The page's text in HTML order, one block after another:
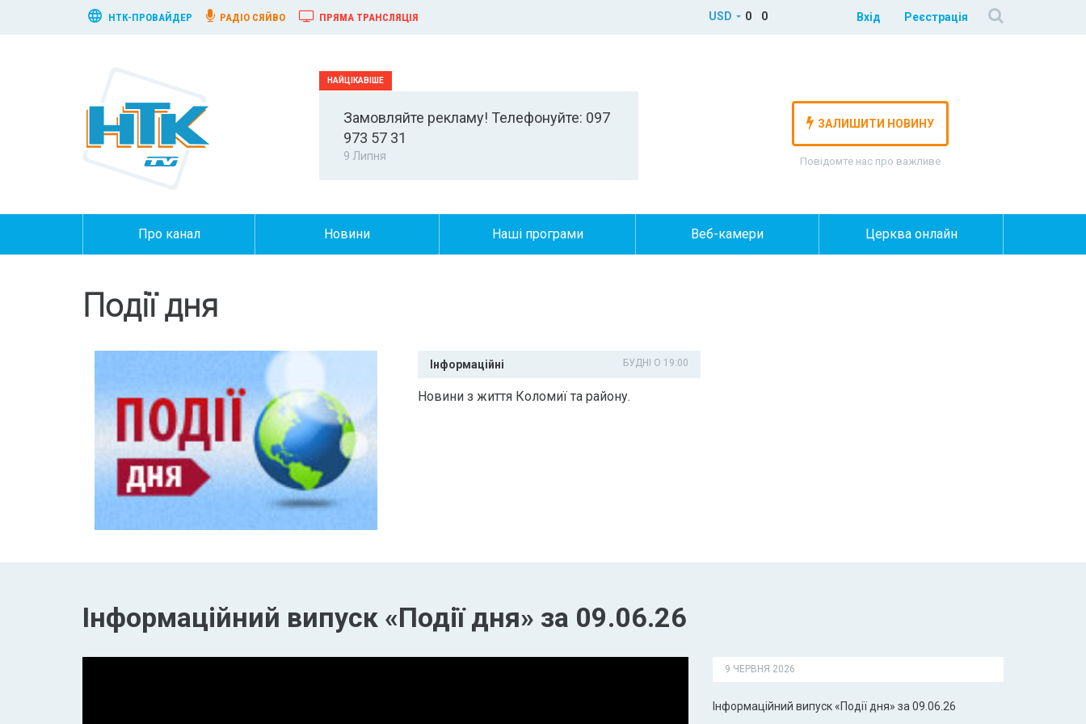
НТК-ПРОВАЙДЕР РАДІО СЯЙВО ПРЯМА ТРАНСЛЯЦІЯ USD 0 0 Вхід Реєстрація
Замовляйте рекламу! Телефонуйте: 097
973 57 31
9 Липня
ЗАЛИШИТИ НОВИНУ
Повідомте нас про важливе
Про канал Новини Наші програми Веб-камери Церква онлайн
Події дня
Інформаційні БУДНІ О 19:00
Новини з життя Коломиї та району.
Інформаційний випуск «Події дня» за 09.06.26
9 ЧЕРВНЯ 2026
Інформаційний випуск «Події дня» за 09.06.26